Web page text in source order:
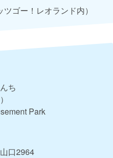
ゴー！レオランド内）
ち
Park
口2964